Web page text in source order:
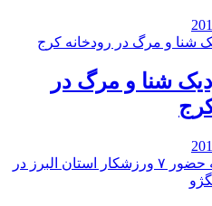
شنا و مرگ در